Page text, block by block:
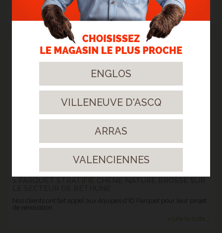
Un sol clair et surtout résistant !
> Lire la suite...
03
Nos clients ont fait appel aux équipes d'ID Parquet pour leur projet
de rénovation.
> Lire la suite...
ENGLOS
VILLENEUVE D'ASCQ
ARRAS
VALENCIENNES